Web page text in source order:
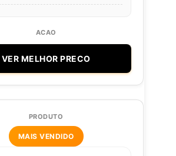
VER MELHOR PRECO
MAIS VENDIDO